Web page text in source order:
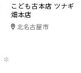
こども古本店 ツナギ
畑本店
北名古屋市